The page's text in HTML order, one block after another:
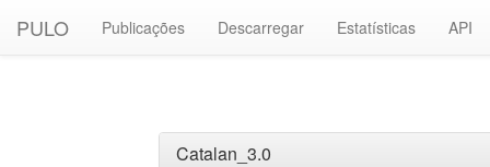
PULO Publicações Descarregar Estatísticas API
Catalan_3.0